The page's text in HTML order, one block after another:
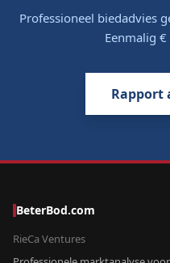
Professioneel biedadvies
Eenmalig €
Rapport
BeterBod.com
RieCa Ventures